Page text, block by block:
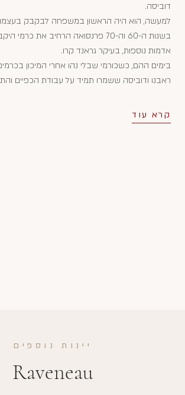
דוביסה.
למעשה, הוא היה הראשון במשפחה לבקבק בעצמו
בשנות ה-60 וה-70 פרנסואה הרחיב את
אדמות נוספות, בעיקר גראנד קרו.
בימים ההם, כשכורמי שבלי נהו אחרי המיכון
ראבנו ודוביסה ששמרו תמיד על עבודת הכפיים
קרא עוד
יינות נוספים
Raveneau